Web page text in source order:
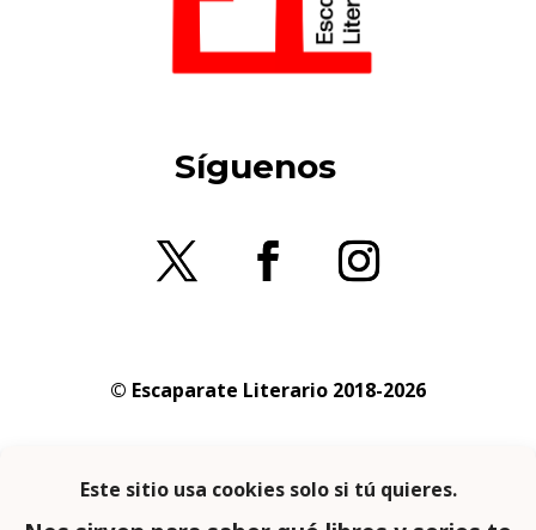
Síguenos
© Escaparate Literario 2018-2026
privacidad